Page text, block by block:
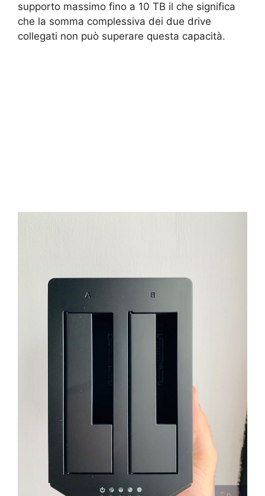
supporto massimo fino a 10 TB il che significa
che la somma complessiva dei due drive
collegati non può superare questa capacità.